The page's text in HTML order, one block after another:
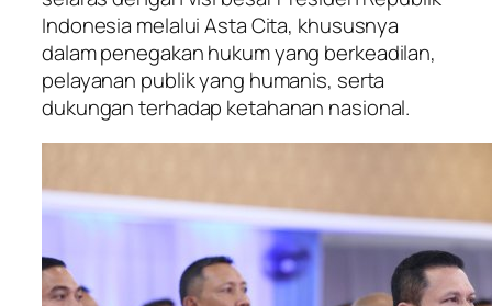
Indonesia melalui Asta Cita, khususnya
dalam penegakan hukum yang berkeadilan,
pelayanan publik yang humanis, serta
dukungan terhadap ketahanan nasional.